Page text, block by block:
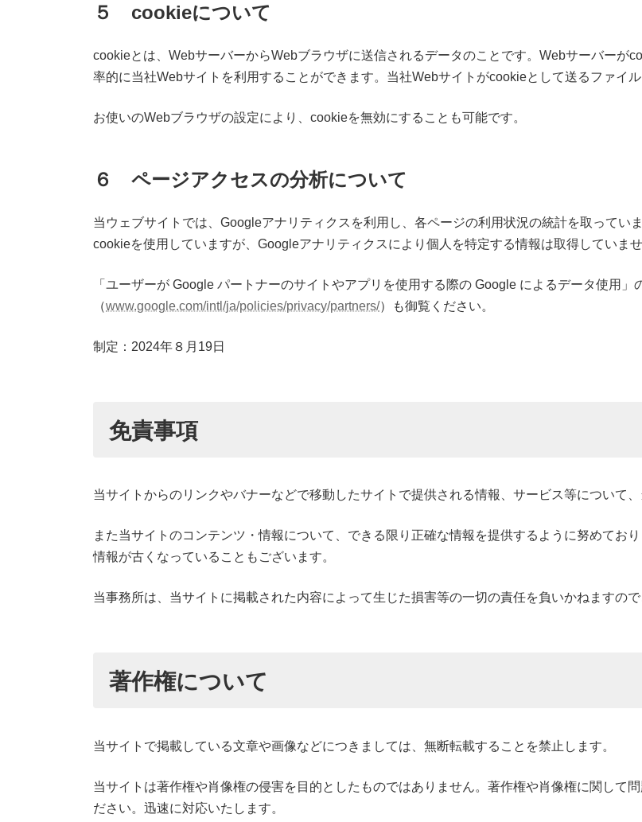
５ cookieについて
cookieとは、WebサーバーからWebブラウザに送信されるデータのことです。Webサーバーが
率的に当社Webサイトを利用することができます。当社Webサイトがcookieとして送るファイ
お使いのWebブラウザの設定により、cookieを無効にすることも可能です。
６ ページアクセスの分析について
当ウェブサイトでは、Googleアナリティクスを利用し、各ページの利用状況の統計を取ってい
cookieを使用していますが、Googleアナリティクスにより個人を特定する情報は取得していませ
「ユーザーが Google パートナーのサイトやアプリを使用する際の Google によるデータ使用」
（www.google.com/intl/ja/policies/privacy/partners/）も御覧ください。
制定：2024年８月19日
免責事項
当サイトからのリンクやバナーなどで移動したサイトで提供される情報、サービス等について
また当サイトのコンテンツ・情報について、できる限り正確な情報を提供するように努めてお
情報が古くなっていることもございます。
当事務所は、当サイトに掲載された内容によって生じた損害等の一切の責任を負いかねますので
著作権について
当サイトで掲載している文章や画像などにつきましては、無断転載することを禁止します。
当サイトは著作権や肖像権の侵害を目的としたものではありません。著作権や肖像権に関して
ださい。迅速に対応いたします。